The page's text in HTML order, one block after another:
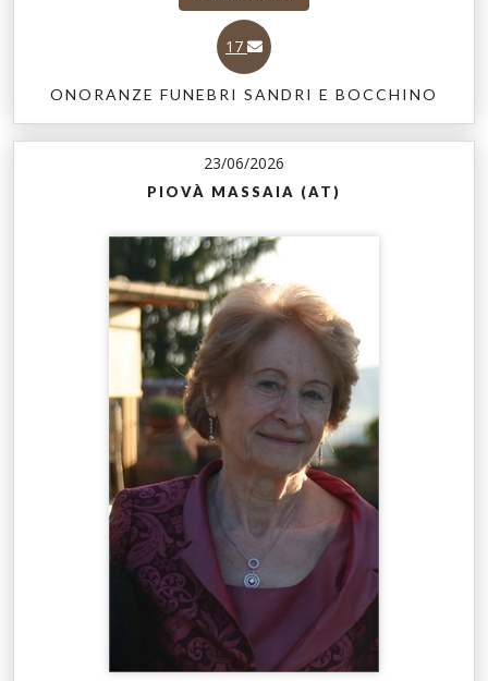
17
ONORANZE FUNEBRI SANDRI E BOCCHINO
23/06/2026
PIOVÀ MASSAIA (AT)